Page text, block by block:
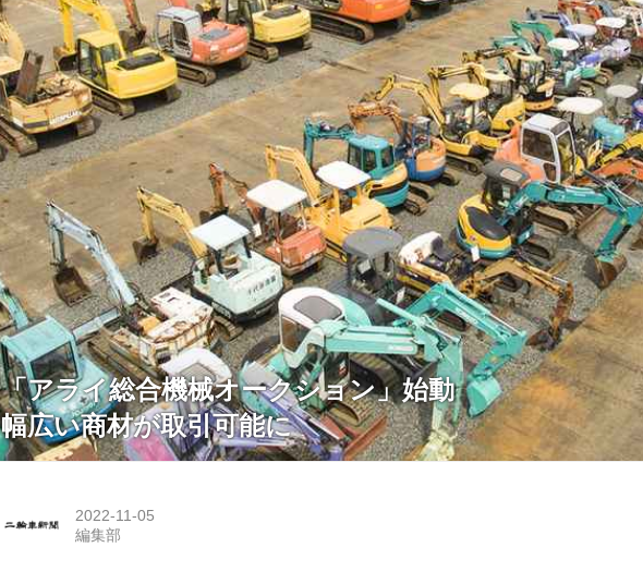
「アライ総合機械オークション」始動
幅広い商材が取引可能に
2022-11-05
編集部